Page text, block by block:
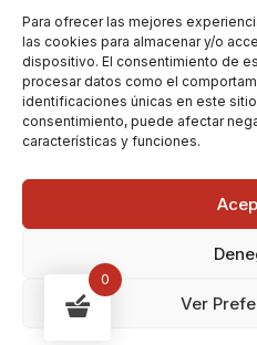
Para ofrecer las mejores
las cookies para almacenar y/o
dispositivo. El consentimiento de
procesar datos como el
identificaciones únicas en este
consentimiento, puede afectar
características y funciones.
Ver
Envíos y
Condiciones
Política de
Política
0